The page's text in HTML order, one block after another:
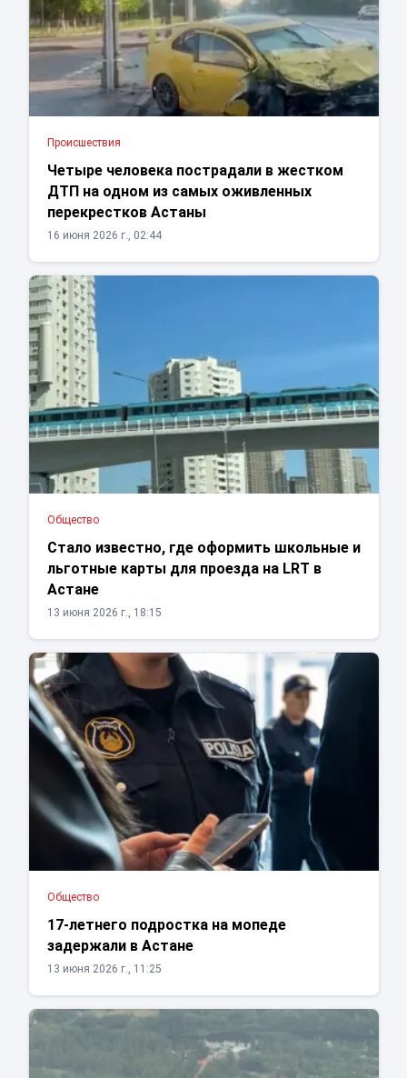
Проиcшествия
Четыре человека пострадали в жестком
ДТП на одном из самых оживленных
перекрестков Астаны
16 июня 2026 г., 02:44
Общество
Стало известно, где оформить школьные и
льготные карты для проезда на LRT в
Астане
13 июня 2026 г., 18:15
Общество
17-летнего подростка на мопеде
задержали в Астане
13 июня 2026 г., 11:25